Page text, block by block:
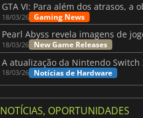
18/03/26 Gaming News
18/03/26 New Game Releases
18/03/26 Notícias de Hardware
NOTÍCIAS, OPORTUNIDADES